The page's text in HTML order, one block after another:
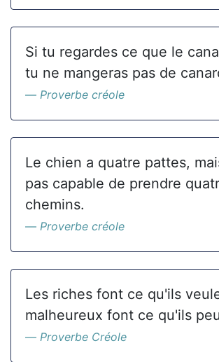
Si tu regardes ce que le
tu ne mangeras pas de
Proverbe créole
Le chien a quatre pattes,
pas capable de prendre
chemins.
Proverbe créole
Les riches font ce qu'ils
malheureux font ce qu'ils
Proverbe Créole